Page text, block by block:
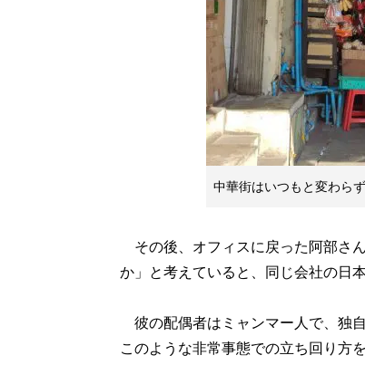
中華街はいつもと変わらず
その後、オフィスに戻った阿部さ
か」と考えていると、同じ会社の日
彼の配偶者はミャンマー人で、独
このような非常事態での立ち回り方